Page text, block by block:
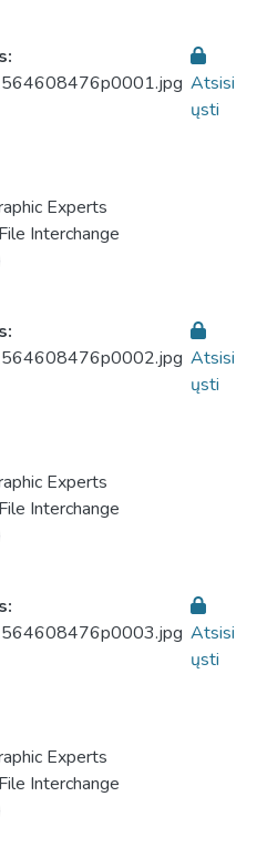
Experts
Interchange
Atsisi
ųsti
Experts
Interchange
Atsisi
ųsti
Experts
Interchange
Atsisi
ųsti